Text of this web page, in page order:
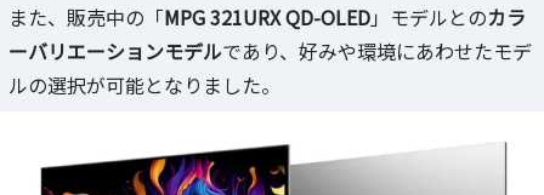
また、販売中の「MPG 321URX QD-OLED」モデルとのカラ
ーバリエーションモデルであり、好みや環境にあわせたモデ
ルの選択が可能となりました。